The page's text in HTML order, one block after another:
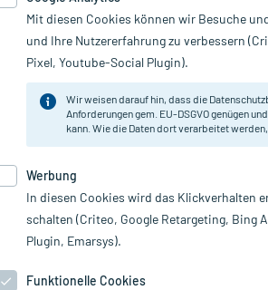
Nur für kurze Zeit:
PlusHerzen sichern
Mit diesen Cookies können wir Besuche
und Ihre Nutzererfahrung zu verbessern
Pixel, Youtube-Social Plugin).
Wir weisen darauf hin, dass die
Anforderungen gem. EU-DSGVO genügen
kann. Wie die Daten dort verarbeitet
Werbung
In diesen Cookies wird das Klickverhalten
schalten (Criteo, Google Retargeting, Bing
Plugin, Emarsys).
Funktionelle Cookies